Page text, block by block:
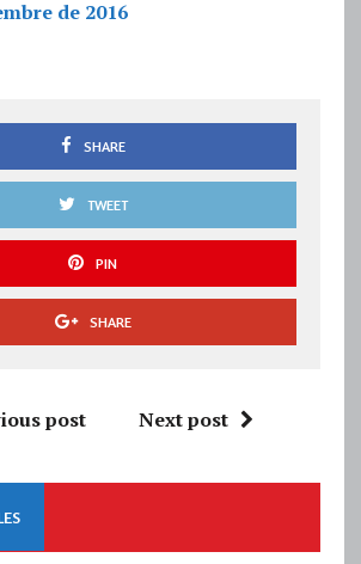
de 2016
SHARE
TWEET
PIN
SHARE
post Next post